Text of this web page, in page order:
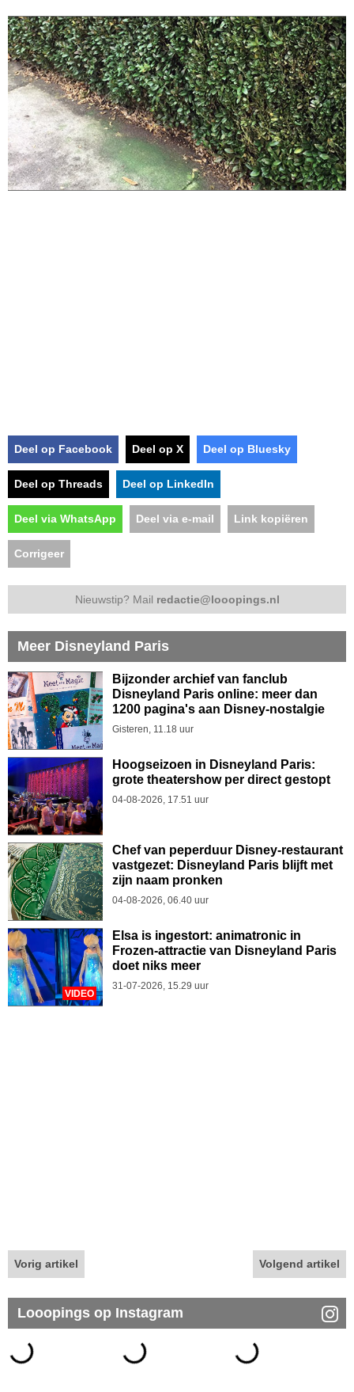
Deel op Facebook Deel op X Deel op Bluesky
Deel op Threads Deel op LinkedIn
Deel via WhatsApp Deel via e-mail Link kopiëren
Corrigeer
Nieuwstip? Mail redactie@looopings.nl
Meer Disneyland Paris
Bijzonder archief van fanclub
Disneyland Paris online: meer dan
1200 pagina's aan Disney-nostalgie
Gisteren, 11.18 uur
Hoogseizoen in Disneyland Paris:
grote theatershow per direct gestopt
04-08-2026, 17.51 uur
Chef van peperduur Disney-restaurant
vastgezet: Disneyland Paris blijft met
zijn naam pronken
04-08-2026, 06.40 uur
VIDEO
Elsa is ingestort: animatronic in
Frozen-attractie van Disneyland Paris
doet niks meer
31-07-2026, 15.29 uur
Vorig artikel Volgend artikel
Looopings op Instagram